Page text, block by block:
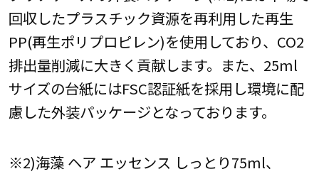
回収したプラスチック資源を再利用した再生
PP(再生ポリプロピレン)を使用しており、CO2
排出量削減に大きく貢献します。また、25ml
サイズの台紙にはFSC認証紙を採用し環境に配
慮した外装パッケージとなっております。
※2)海藻 ヘア エッセンス しっとり75ml、